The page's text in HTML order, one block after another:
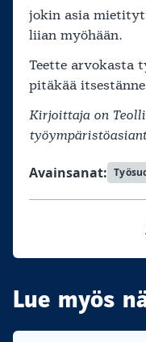
jokin asia
liian myöhään.
Teette arvokasta
pitäkää
Kirjoittaja on
Avainsanat:
Lue myös